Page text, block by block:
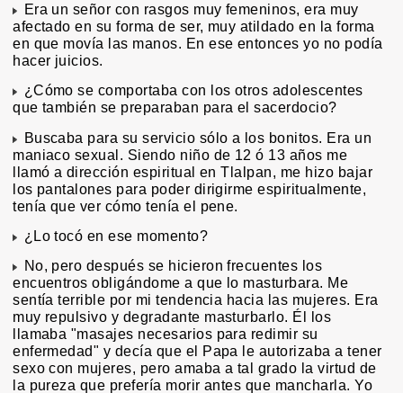
Era un señor con rasgos muy femeninos, era muy
afectado en su forma de ser, muy atildado en la forma
en que movía las manos. En ese entonces yo no podía
hacer juicios.
¿Cómo se comportaba con los otros adolescentes
que también se preparaban para el sacerdocio?
Buscaba para su servicio sólo a los bonitos. Era un
maniaco sexual. Siendo niño de 12 ó 13 años me
llamó a dirección espiritual en Tlalpan, me hizo bajar
los pantalones para poder dirigirme espiritualmente,
tenía que ver cómo tenía el pene.
¿Lo tocó en ese momento?
No, pero después se hicieron frecuentes los
encuentros obligándome a que lo masturbara. Me
sentía terrible por mi tendencia hacia las mujeres. Era
muy repulsivo y degradante masturbarlo. Él los
llamaba "masajes necesarios para redimir su
enfermedad" y decía que el Papa le autorizaba a tener
sexo con mujeres, pero amaba a tal grado la virtud de
la pureza que prefería morir antes que mancharla. Yo